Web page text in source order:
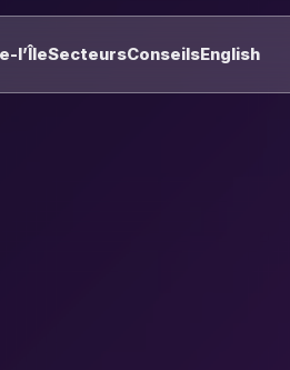
l’ÎleSecteursConseilsEnglish